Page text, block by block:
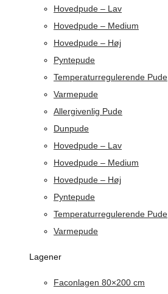
Hovedpude – Lav
Hovedpude – Medium
Hovedpude – Høj
Pyntepude
Temperaturregulerende Pude
Varmepude
Allergivenlig Pude
Dunpude
Hovedpude – Lav
Hovedpude – Medium
Hovedpude – Høj
Pyntepude
Temperaturregulerende Pude
Varmepude
Lagener
Faconlagen 80×200 cm